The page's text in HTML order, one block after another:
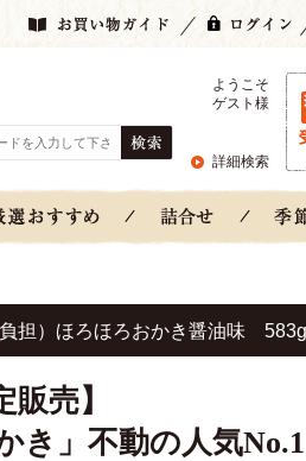
ようこそ
ゲスト様
詳細検索
負担）ほろほろおかき醤油味 583g
販売】
き」不動の人気